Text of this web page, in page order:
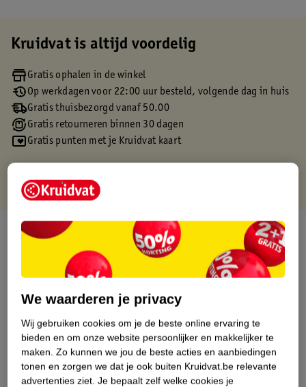
Kruidvat is altijd voordelig
Gratis ophalen in de winkel
Op werkdagen voor 22:00 uur besteld, volgende dag in huis
Gratis thuisbezorgd vanaf 50.00
Gratis retourneren binnen 30 dagen
Gratis punten met je Kruidvat kaart
Over dit product
Productinformatie
Etiketinformatie
Nature Impact Score
Dit product heeft (nog) geen Nature
Impact Score.
We waarderen je privacy
Wij gebruiken cookies om je de beste online ervaring te
bieden en om onze website persoonlijker en makkelijker te
maken. Zo kunnen we jou de beste acties en aanbiedingen
tonen en zorgen we dat je ook buiten Kruidvat.be relevante
advertenties ziet. Je bepaalt zelf welke cookies je